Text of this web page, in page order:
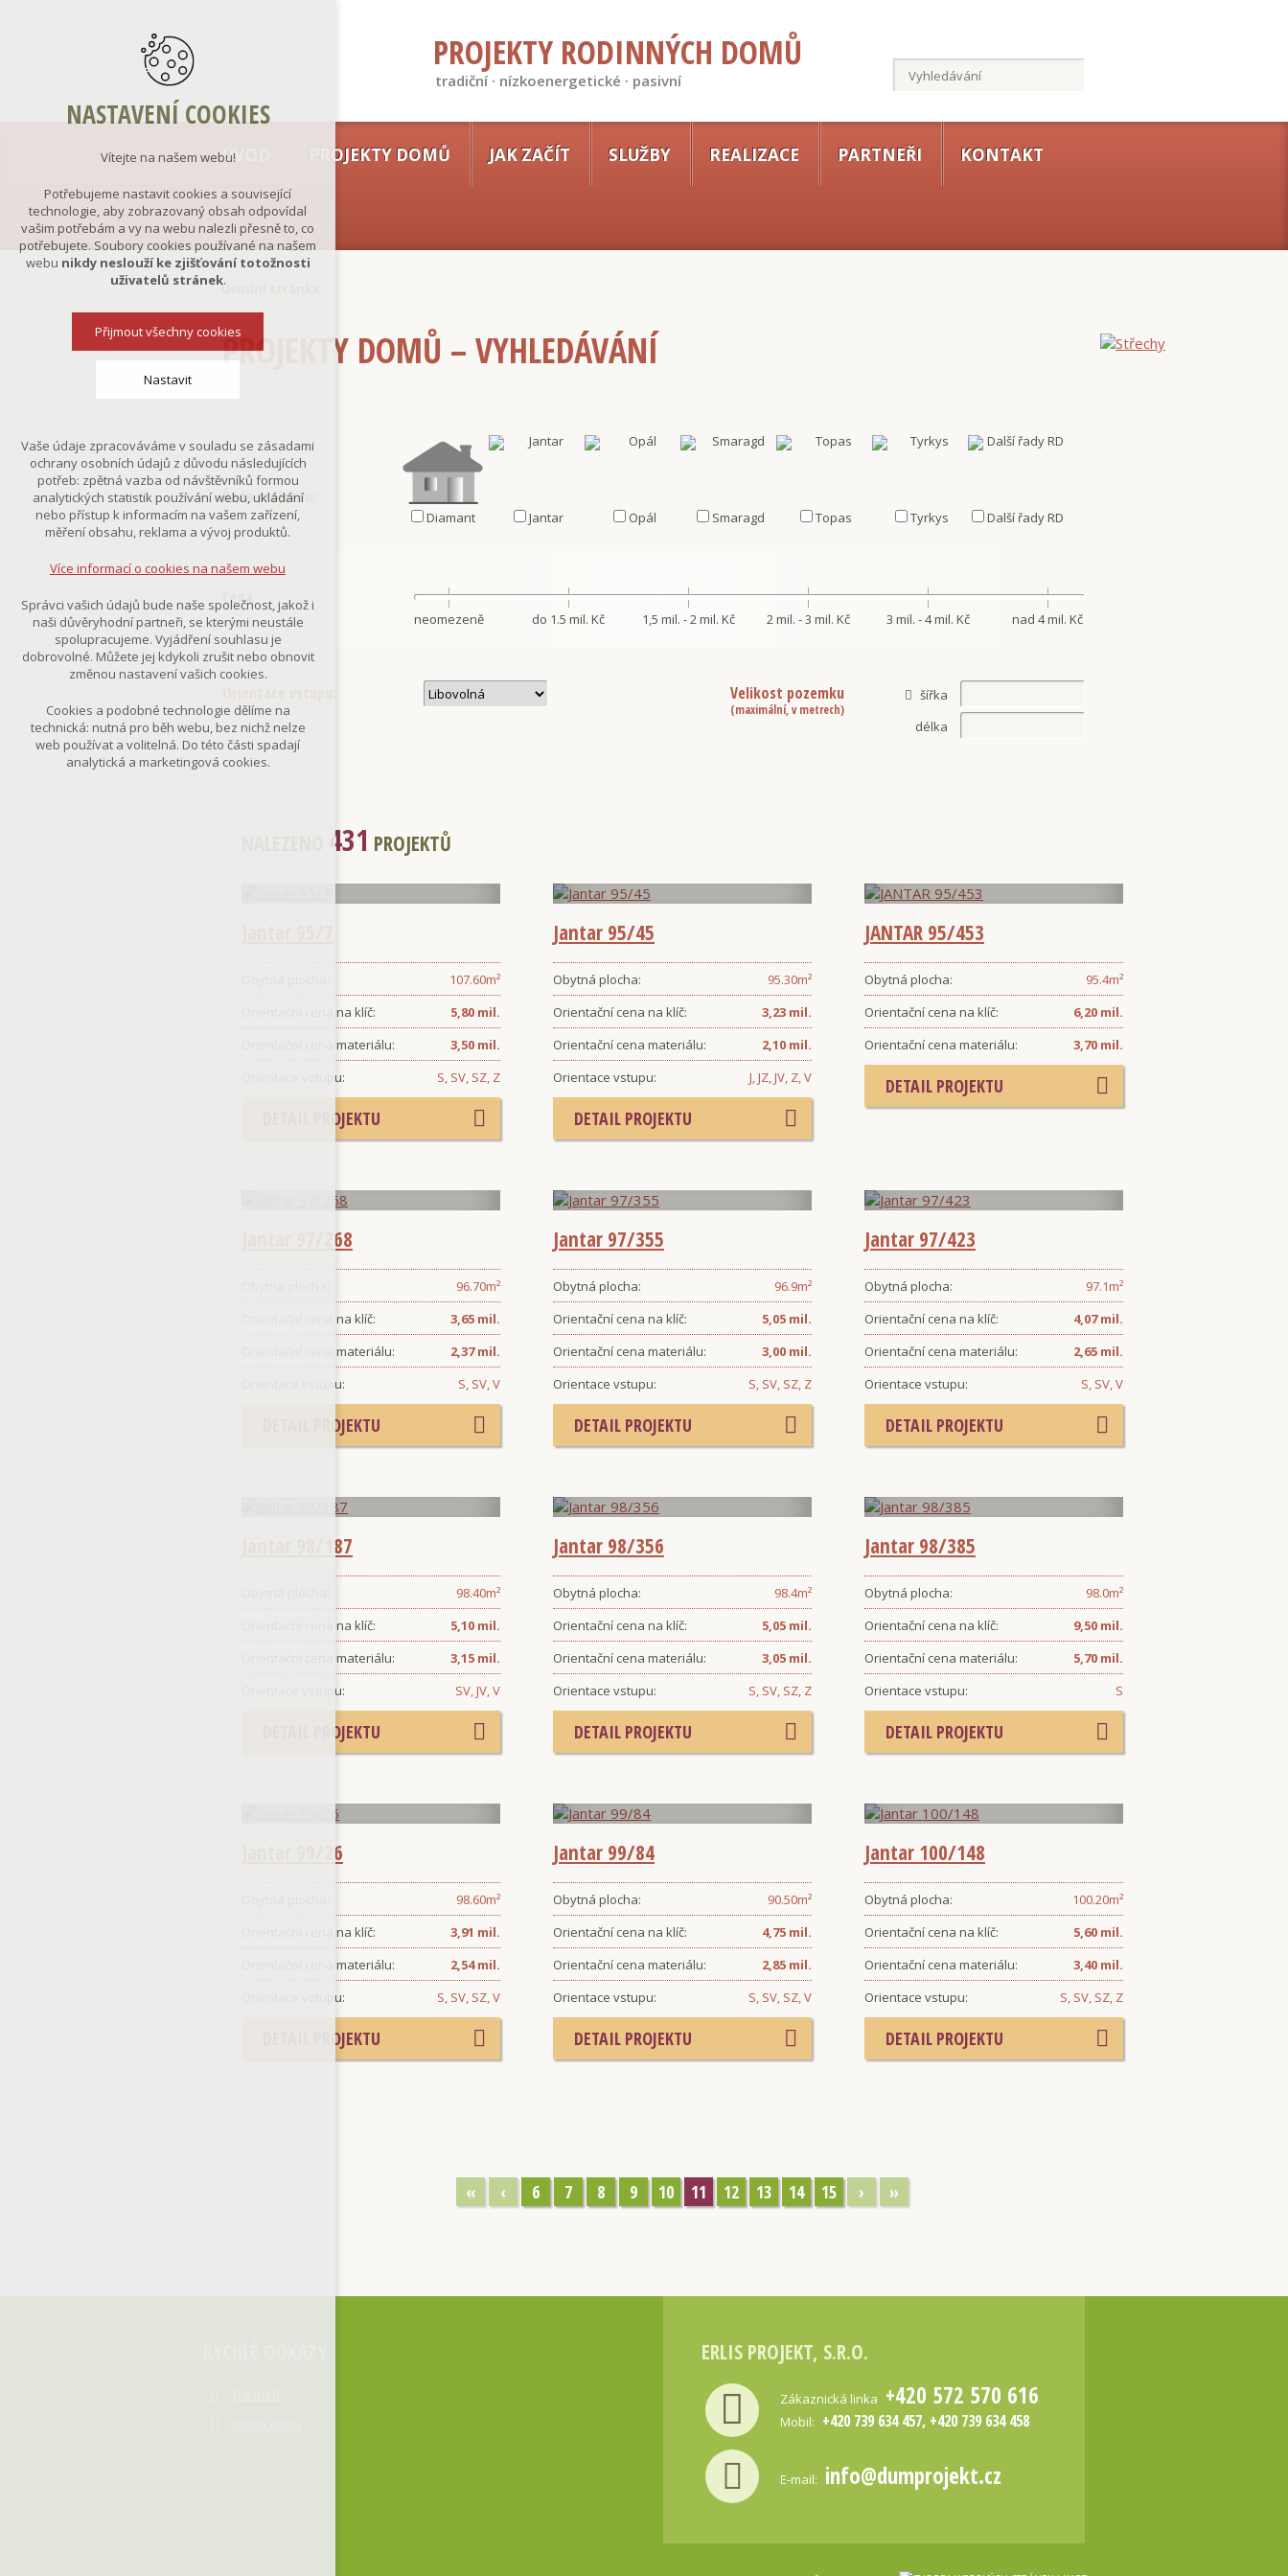
PROJEKTY RODINNÝCH DOMŮ
tradiční · nízkoenergetické · pasivní
ÚVOD PROJEKTY DOMŮ JAK ZAČÍT SLUŽBY REALIZACE PARTNEŘI KONTAKT
Úvodní stránka
PROJEKTY DOMŮ – VYHLEDÁVÁNÍ
Řada projektu:
Diamant Jantar Opál Smaragd Topas Tyrkys Další řady RD
Cena
neomezeně do 1.5 mil. Kč 1,5 mil. - 2 mil. Kč 2 mil. - 3 mil. Kč 3 mil. - 4 mil. Kč nad 4 mil. Kč
Velikost pozemku
(maximální, v metrech)
šířka
délka
431 PROJEKTŮ
107.60m²
Orientační cena na klíč:
5,80 mil.
Orientační cena materiálu:
3,50 mil.
Orientace vstupu:
S, SV, SZ, Z
DETAIL PROJEKTU
Jantar 95/45
Obytná plocha: 95.30m²
Orientační cena na klíč:
3,23 mil.
Orientační cena materiálu:
2,10 mil.
Orientace vstupu:
J, JZ, JV, Z, V
DETAIL PROJEKTU
JANTAR 95/453
Obytná plocha: 95.4m²
Orientační cena na klíč:
6,20 mil.
Orientační cena materiálu:
3,70 mil.
DETAIL PROJEKTU
Jantar 97/268
96.70m²
Orientační cena na klíč:
3,65 mil.
Orientační cena materiálu:
2,37 mil.
Orientace vstupu:
S, SV, V
DETAIL PROJEKTU
Jantar 97/355
Obytná plocha: 96.9m²
Orientační cena na klíč:
5,05 mil.
Orientační cena materiálu:
3,00 mil.
Orientace vstupu:
S, SV, SZ, Z
DETAIL PROJEKTU
Jantar 97/423
Obytná plocha: 97.1m²
Orientační cena na klíč:
4,07 mil.
Orientační cena materiálu:
2,65 mil.
Orientace vstupu:
S, SV, V
DETAIL PROJEKTU
Jantar 98/187
98.40m²
Orientační cena na klíč:
5,10 mil.
Orientační cena materiálu:
3,15 mil.
Orientace vstupu:
SV, JV, V
DETAIL PROJEKTU
Jantar 98/356
Obytná plocha: 98.4m²
Orientační cena na klíč:
5,05 mil.
Orientační cena materiálu:
3,05 mil.
Orientace vstupu:
S, SV, SZ, Z
DETAIL PROJEKTU
Jantar 98/385
Obytná plocha: 98.0m²
Orientační cena na klíč:
9,50 mil.
Orientační cena materiálu:
5,70 mil.
Orientace vstupu:
S
DETAIL PROJEKTU
Jantar 99/26
98.60m²
Orientační cena na klíč:
3,91 mil.
Orientační cena materiálu:
2,54 mil.
Orientace vstupu:
S, SV, SZ, V
DETAIL PROJEKTU
Jantar 99/84
Obytná plocha: 90.50m²
Orientační cena na klíč:
4,75 mil.
Orientační cena materiálu:
2,85 mil.
Orientace vstupu:
S, SV, SZ, V
DETAIL PROJEKTU
Jantar 100/148
Obytná plocha: 100.20m²
Orientační cena na klíč:
5,60 mil.
Orientační cena materiálu:
3,40 mil.
Orientace vstupu:
S, SV, SZ, Z
DETAIL PROJEKTU
« ‹ 6 7 8 9 10 11 12 13 14 15 › »
ERLIS PROJEKT, S.R.O.
Zákaznická linka +420 572 570 616
Mobil: +420 739 634 457, +420 739 634 458
E-mail: info@dumprojekt.cz
NASTAVENÍ COOKIES
Vítejte na našem webu!
Potřebujeme nastavit cookies a související
technologie, aby zobrazovaný obsah odpovídal
vašim potřebám a vy na webu nalezli přesně to, co
potřebujete. Soubory cookies používané na našem
webu nikdy neslouží ke zjišťování totožnosti
uživatelů stránek.
Přijmout všechny cookies
Nastavit
nutná pro provozování webu
udržení kontextu stránek (session):
případná přihlášení, volby jazyka, apod.
Volitelná cookies
analytická pro anonymizované
marketingová cookies
Více informací o cookies na našem webu
Odmítnout vše
Vaše údaje zpracováváme v souladu se zásadami
ochrany osobních údajů z důvodu následujících
potřeb: zpětná vazba od návštěvníků formou
analytických statistik používání webu, ukládání
nebo přístup k informacím na vašem zařízení,
měření obsahu, reklama a vývoj produktů.
Více informací o cookies na našem webu
Správci vašich údajů bude naše společnost, jakož i
naši důvěryhodní partneři, se kterými neustále
spolupracujeme. Vyjádření souhlasu je
dobrovolné. Můžete jej kdykoli zrušit nebo obnovit
změnou nastavení vašich cookies.
Cookies a podobné technologie dělíme na
technická: nutná pro běh webu, bez nichž nelze
web používat a volitelná. Do této části spadají
analytická a marketingová cookies.